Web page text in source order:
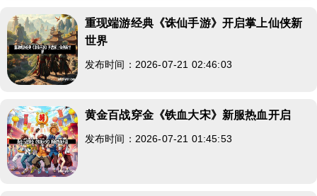
重现端游经典《诛仙手游》开启掌上仙侠新
世界
发布时间：2026-07-21 02:46:03
黄金百战穿金《铁血大宋》新服热血开启
发布时间：2026-07-21 01:45:53